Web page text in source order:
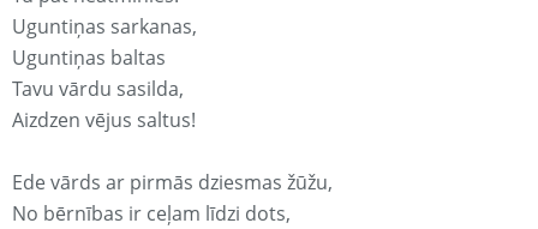
Uguntiņas sarkanas,
Uguntiņas baltas
Tavu vārdu sasilda,
Aizdzen vējus saltus!
Ede vārds ar pirmās dziesmas žūžu,
No bērnības ir ceļam līdzi dots,